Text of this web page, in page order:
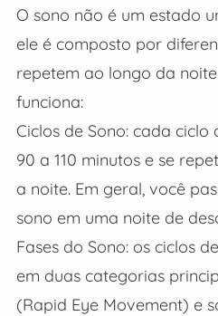
O sono não é um estado
ele é composto por
repetem ao longo da
funciona:
Ciclos de Sono: cada
90 a 110 minutos e se
a noite. Em geral, você
sono em uma noite de
Fases do Sono: os ciclos
em duas categorias
(Rapid Eye Movement) e